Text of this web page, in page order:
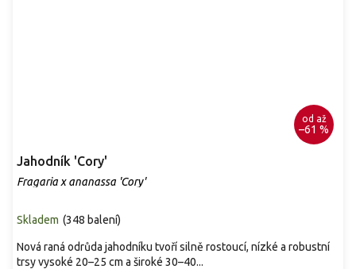
od až
–61 %
Jahodník 'Cory'
Fragaria x ananassa 'Cory'
Skladem (348 balení)
Nová raná odrůda jahodníku tvoří silně rostoucí, nízké a robustní
trsy vysoké 20–25 cm a široké 30–40...